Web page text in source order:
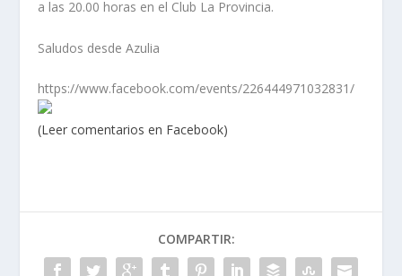
a las 20.00 horas en el Club La Provincia.
Saludos desde Azulia
https://www.facebook.com/events/226444971032831/
(Leer comentarios en Facebook)
COMPARTIR: